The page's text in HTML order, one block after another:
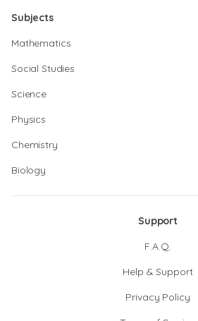
Subjects
Mathematics
Social Studies
Science
Physics
Chemistry
Biology
Support
F.A.Q.
Help & Support
Privacy Policy